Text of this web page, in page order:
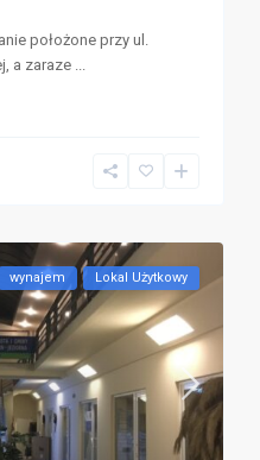
położone przy ul.
a zaraze ...
wynajem Lokal Użytkowy